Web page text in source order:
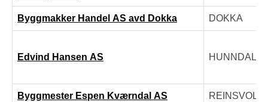
Byggmakker Handel AS avd Dokka DOKKA
Edvind Hansen AS
Byggmester Espen Kværndal AS REINSVOLL